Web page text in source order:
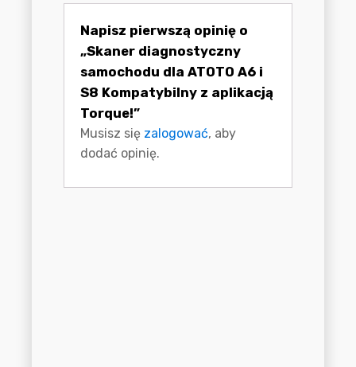
Napisz pierwszą opinię o
„Skaner diagnostyczny
samochodu dla ATOTO A6 i
S8 Kompatybilny z aplikacją
Torque!”
Musisz się zalogować, aby
dodać opinię.